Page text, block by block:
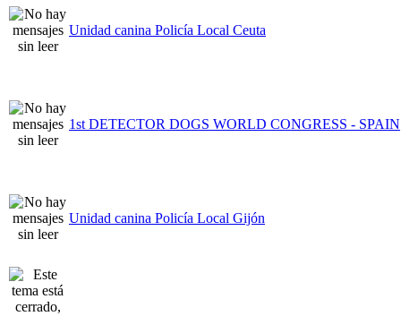
Unidad canina Policía Local Ceuta
1st DETECTOR DOGS WORLD CONGRESS - SPAIN
Unidad canina Policía Local Gijón